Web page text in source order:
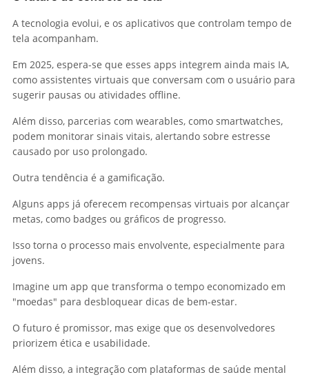
A tecnologia evolui, e os aplicativos que controlam tempo de
tela acompanham.
Em 2025, espera-se que esses apps integrem ainda mais IA,
como assistentes virtuais que conversam com o usuário para
sugerir pausas ou atividades offline.
Além disso, parcerias com wearables, como smartwatches,
podem monitorar sinais vitais, alertando sobre estresse
causado por uso prolongado.
Outra tendência é a gamificação.
Alguns apps já oferecem recompensas virtuais por alcançar
metas, como badges ou gráficos de progresso.
Isso torna o processo mais envolvente, especialmente para
jovens.
Imagine um app que transforma o tempo economizado em
"moedas" para desbloquear dicas de bem-estar.
O futuro é promissor, mas exige que os desenvolvedores
priorizem ética e usabilidade.
Além disso, a integração com plataformas de saúde mental